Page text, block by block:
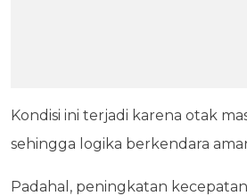
Kondisi ini terjadi karena otak
sehingga logika berkendara
Padahal, peningkatan